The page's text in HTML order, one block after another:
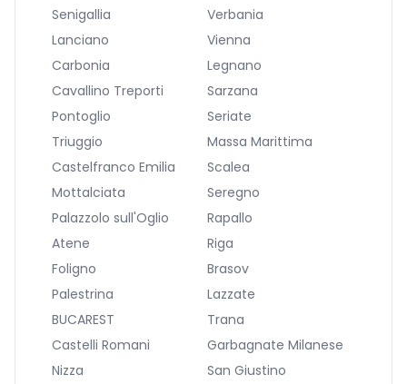
Senigallia
Verbania
Lanciano
Vienna
Carbonia
Legnano
Cavallino Treporti
Sarzana
Pontoglio
Seriate
Triuggio
Massa Marittima
Castelfranco Emilia
Scalea
Mottalciata
Seregno
Palazzolo sull'Oglio
Rapallo
Atene
Riga
Foligno
Brasov
Palestrina
Lazzate
BUCAREST
Trana
Castelli Romani
Garbagnate Milanese
Nizza
San Giustino